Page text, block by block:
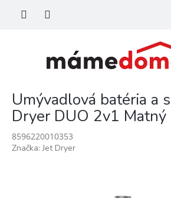
Umývadlová batéria a
Dryer DUO 2v1 Matný
8596220010353
Značka:Jet Dryer